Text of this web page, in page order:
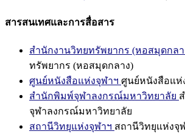
สารสนเทศและการสื่อสาร
สำนักงานวิทยทรัพยากร (หอสมุดกลา
ทรัพยากร (หอสมุดกลาง)
ศูนย์หนังสือแห่งจุฬาฯ ศูนย์หนังสือแห่
สำนักพิมพ์จุฬาลงกรณ์มหาวิทยาลัย
จุฬาลงกรณ์มหาวิทยาลัย
สถานีวิทยุแห่งจุฬาฯ สถานีวิทยุแห่งจุ